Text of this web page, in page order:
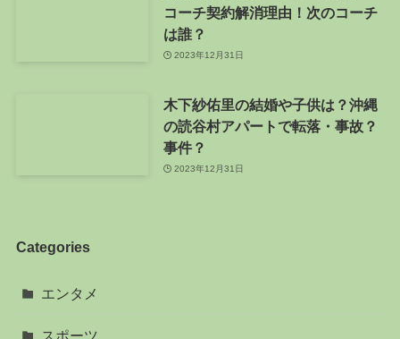
コーチ契約解消理由！次のコーチ
は誰？
2023年12月31日
木下紗佑里の結婚や子供は？沖縄
の読谷村アパートで転落・事故？
事件？
2023年12月31日
Categories
エンタメ
スポーツ